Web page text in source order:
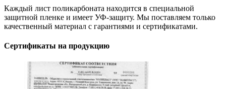
Каждый лист поликарбоната находится в специальной
защитной пленке и имеет УФ-защиту. Мы поставляем только
качественный материал с гарантиями и сертификатами.
Сертификаты на продукцию